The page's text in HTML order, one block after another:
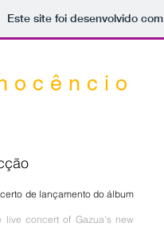
Este site foi desenvolvido
o c ê n c i o
de lançamento do álbum
live concert of Gazua's new